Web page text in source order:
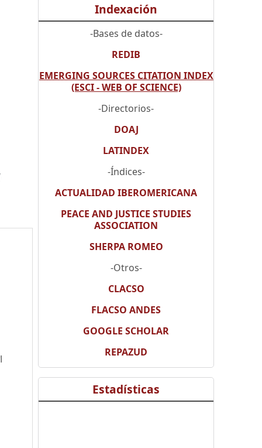
Indexación
-Bases de datos-
REDIB
EMERGING SOURCES CITATION INDEX
(ESCI - WEB OF SCIENCE)
-Directorios-
DOAJ
LATINDEX
-Índices-
ACTUALIDAD IBEROMERICANA
PEACE AND JUSTICE STUDIES
ASSOCIATION
SHERPA ROMEO
-Otros-
CLACSO
FLACSO ANDES
GOOGLE SCHOLAR
REPAZUD
Estadísticas